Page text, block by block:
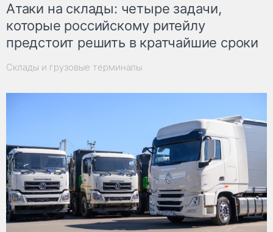
Атаки на склады: четыре задачи,
которые российскому ритейлу
предстоит решить в кратчайшие сроки
Склады и грузовые терминалы